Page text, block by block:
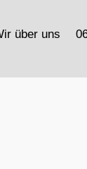
über uns